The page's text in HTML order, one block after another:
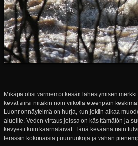
Mikäpä olisi varmempi kesän lähestymisen
kevät siirsi niitäkin noin viikolla eteenpäin
Luonnonnäytelmä on hurja, kun jokiin alkaa
alueille. Veden virtaus joissa on käsittämätön ja
kevyesti kuin kaarnalaivat. Tänä keväänä näin
terassin kokonaisia puunrunkoja ja vähän